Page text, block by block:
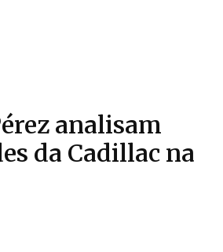
analisam
da Cadillac na